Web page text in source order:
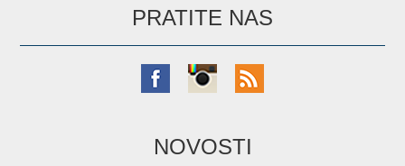
PRATITE NAS
NOVOSTI